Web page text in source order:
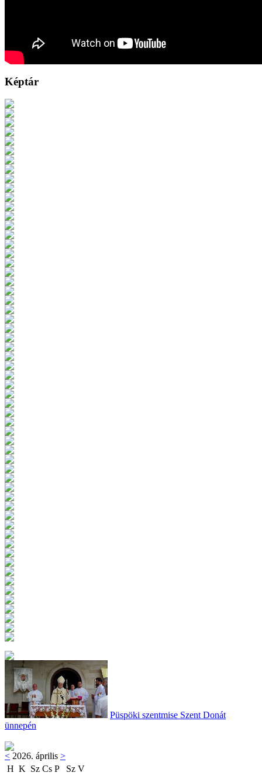
Képtár
Püspöki szentmise Szent Donát
ünnepén
< 2026. április >
H K Sz Cs P Sz V